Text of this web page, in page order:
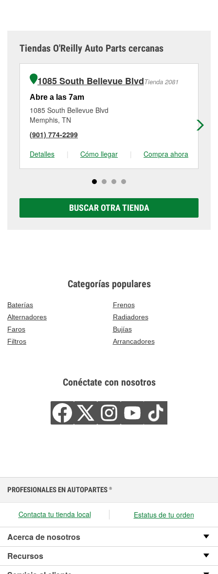
Tiendas O'Reilly Auto Parts cercanas
1085 South Bellevue BlvdTienda 2081
Abre a las 7am
1085 South Bellevue Blvd
Memphis, TN
(901) 774-2299
Detalles
| Cómo llegar | Compra ahora
BUSCAR OTRA TIENDA
Categorías populares
Baterías
Frenos
Alternadores
Radiadores
Faros
Bujías
Filtros
Arrancadores
Conéctate con nosotros
PROFESIONALES EN AUTOPARTES ®
Contacta tu tienda local Estatus de tu orden
Acerca de nosotros
Recursos